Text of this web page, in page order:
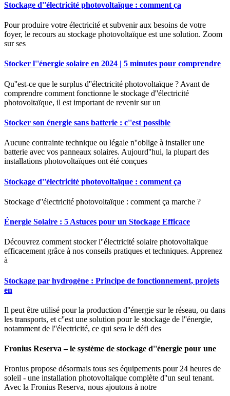
Stockage d''électricité photovoltaïque : comment ça
Pour produire votre électricité et subvenir aux besoins de votre
foyer, le recours au stockage photovoltaïque est une solution. Zoom
sur ses
Stocker l''énergie solaire en 2024 | 5 minutes pour comprendre
Qu''est-ce que le surplus d''électricité photovoltaïque ? Avant de
comprendre comment fonctionne le stockage d''électricité
photovoltaïque, il est important de revenir sur un
Stocker son énergie sans batterie : c''est possible
Aucune contrainte technique ou légale n''oblige à installer une
batterie avec vos panneaux solaires. Aujourd''hui, la plupart des
installations photovoltaïques ont été conçues
Stockage d''électricité photovoltaïque : comment ça
Stockage d''électricité photovoltaïque : comment ça marche ?
Énergie Solaire : 5 Astuces pour un Stockage Efficace
Découvrez comment stocker l''électricité solaire photovoltaïque
efficacement grâce à nos conseils pratiques et techniques. Apprenez
à
Stockage par hydrogène : Principe de fonctionnement, projets
en
Il peut être utilisé pour la production d''énergie sur le réseau, ou dans
les transports, et c''est une solution pour le stockage de l''énergie,
notamment de l''électricité, ce qui sera le défi des
Fronius Reserva – le système de stockage d''énergie pour une
Fronius propose désormais tous ses équipements pour 24 heures de
soleil - une installation photovoltaïque complète d''un seul tenant.
Avec la Fronius Reserva, nous ajoutons à notre